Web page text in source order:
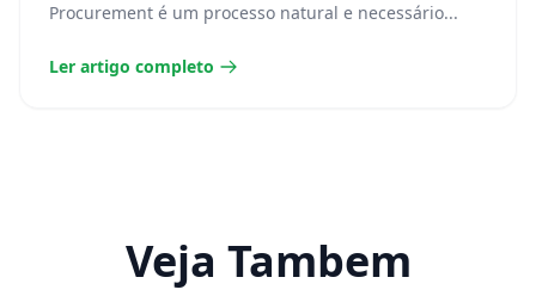
Procurement é um processo natural e necessário...
Ler artigo completo
Veja Tambem